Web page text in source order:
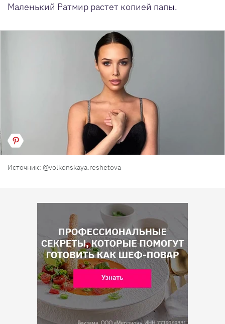
Маленький Ратмир растет копией папы.
Источник: @volkonskaya.reshetova